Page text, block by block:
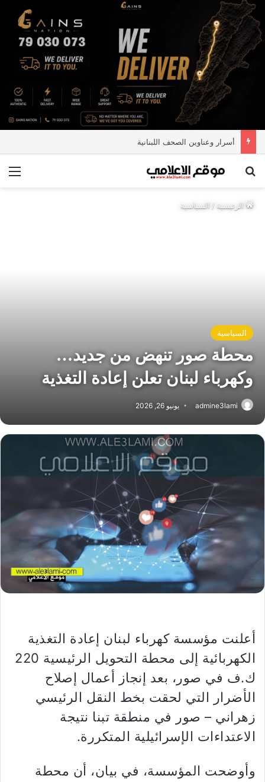
أسرار وعناوين الصحف اللبنانية
بحث عن
الرئيسية/ السياسية
السياسية
محطة صور تنهض من جديد…
وكهرباء لبنان تعلن إعادة التغذية
admine3lami يونيو 26, 2026
أعلنت مؤسسة كهرباء لبنان إعادة التغذية
الكهربائية إلى محطة التحويل الرئيسية 220
ك.ف في صور، بعد إنجاز أعمال إصلاح
الأضرار التي لحقت بخط النقل الرئيسي
زهراني – صور في منطقة تبنا نتيجة
الاعتداءات الإسرائيلية المتكررة.
وأوضحت المؤسسة، في بيان، أن محطة